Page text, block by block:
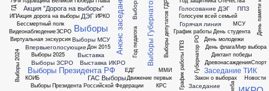
Акция "Дорога на выборы"
Акция дорога на выборы
Бессмертный полк
Видеонаблюдение
Виртуальная экскурсия
Впервыеголосующие
Выборы
Выборы 2024 Выборы 2025 Выборы Губернатора РО
Выборы ЗСРО
Выборы МСУ
Выборы Президента РФ
Выборы Президента Российской Федерации
Выборы депутатов ГДРФ
Выставка
Выставка ИКРО
ГАС Выборы
ГД
Год педагога
Голосование ДЭГ
Голосуем всей семьей
Горячая линия
График работы
График работы ППЗ Губернатор РО
ДЭГ
Движение первых
День молодежи
День студента
День флага
Диктант победы
Дон 2015
Древонасаждения
ЕДГ
ЗСРО
Закон о выборах
Заседание
Заседание ТИК
ИП ИРКО
КОИБ
КРС
ММИ
МСУ
Мир выбора
Новости
ППЗ
Спорт